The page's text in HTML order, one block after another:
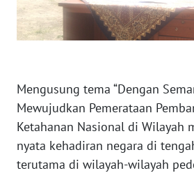
Mengusung tema “Dengan
Mewujudkan Pemerataan
Ketahanan Nasional di Wilayah
nyata kehadiran negara di
terutama di wilayah-wilayah
WN
WN
MALUKU
MALUT